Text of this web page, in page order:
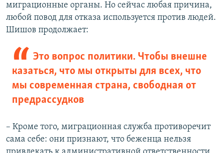
миграционные органы. Но сейчас любая причина,
любой повод для отказа используется против людей.
Шишов продолжает:
Это вопрос политики. Чтобы внешне
казаться, что мы открыты для всех, что
мы современная страна, свободная от
предрассудков
– Кроме того, миграционная служба противоречит
сама себе: они признают, что беженца нельзя